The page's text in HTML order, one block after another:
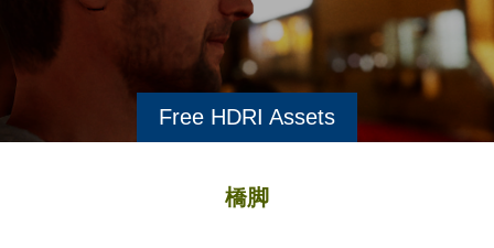
Free HDRI Assets
橋脚